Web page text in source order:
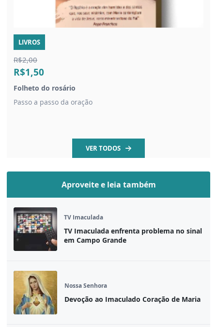
LIVROS
R$2,00
R$1,50
Folheto do rosário
Passo a passo da oração
VER TODOS
Aproveite e leia também
TV Imaculada
TV Imaculada enfrenta problema no sinal
em Campo Grande
Nossa Senhora
Devoção ao Imaculado Coração de Maria